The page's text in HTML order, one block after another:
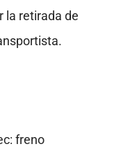
la retirada de
freno